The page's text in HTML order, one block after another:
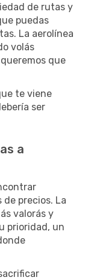
de rutas y
puedas
La aerolínea
volás
que
te viene
ser
a
precios. La
valorás y
prioridad, un